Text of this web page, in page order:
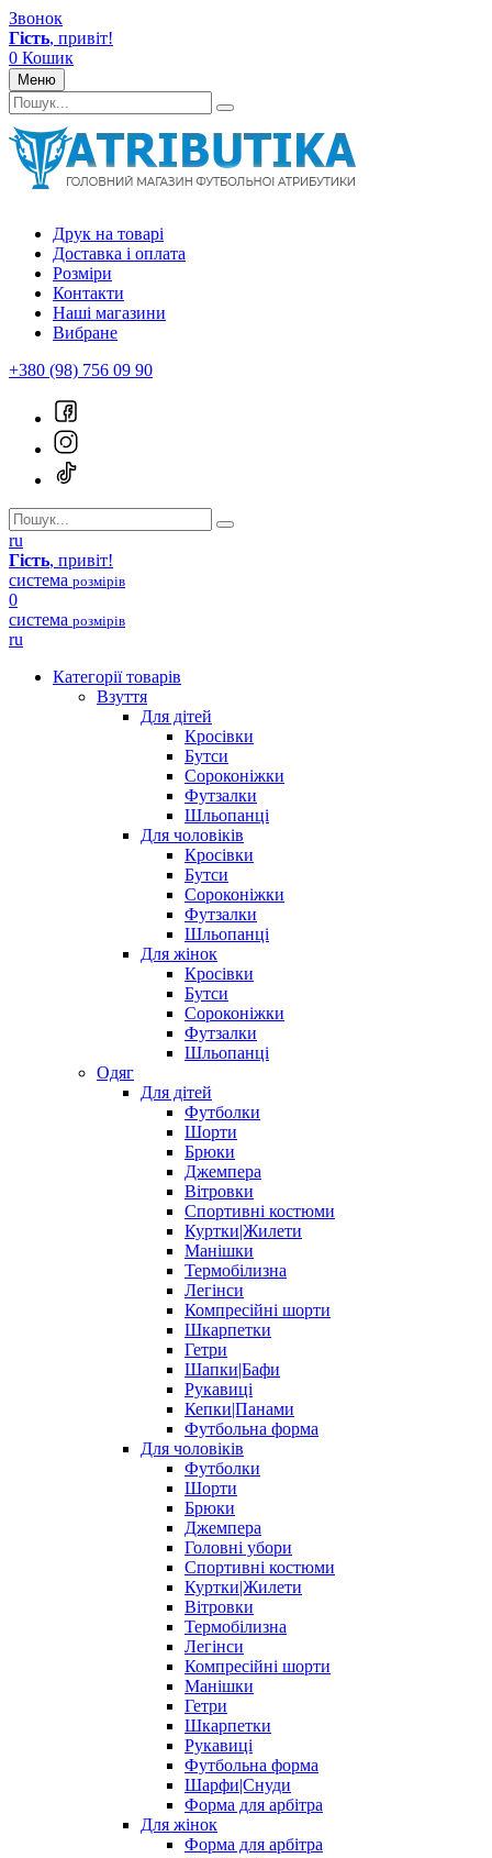
Звонок
Гість, привіт!
0 Кошик
Меню
Друк на товарі
Доставка і оплата
Розміри
Контакти
Наші магазини
Вибране
+380 (98) 756 09 90
ru
Гість, привіт!
система розмірів
0
система розмірів
ru
Категорії товарів
Взуття
Для дітей
Кросівки
Бутси
Сороконіжки
Футзалки
Шльопанці
Для чоловіків
Кросівки
Бутси
Сороконіжки
Футзалки
Шльопанці
Для жінок
Кросівки
Бутси
Сороконіжки
Футзалки
Шльопанці
Одяг
Для дітей
Футболки
Шорти
Брюки
Джемпера
Вітровки
Спортивні костюми
Куртки|Жилети
Манішки
Термобілизна
Легінси
Компресійні шорти
Шкарпетки
Гетри
Шапки|Бафи
Рукавиці
Кепки|Панами
Футбольна форма
Для чоловіків
Футболки
Шорти
Брюки
Джемпера
Головні убори
Спортивні костюми
Куртки|Жилети
Вітровки
Термобілизна
Легінси
Компресійні шорти
Манішки
Гетри
Шкарпетки
Рукавиці
Футбольна форма
Шарфи|Снуди
Форма для арбітра
Для жінок
Форма для арбітра